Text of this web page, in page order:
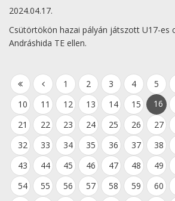
2024.04.17.
Csütörtökön hazai pályán játszott U17-es
Andráshida TE ellen.
1 2 3 4 5
10
11 12 13 14 15 16
21
22 23 24 25 26 27
32
33 34 35 36 37 38
43
44 45 46 47 48 49
54
55 56 57 58 59 60